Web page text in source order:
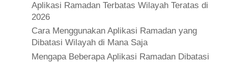
Aplikasi Ramadan Terbatas Wilayah Teratas di
2026
Cara Menggunakan Aplikasi Ramadan yang
Dibatasi Wilayah di Mana Saja
Mengapa Beberapa Aplikasi Ramadan Dibatasi